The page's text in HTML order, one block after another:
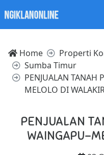
Home Properti
Sumba Timur
PENJUALAN TANAH
MELOLO DI
PENJUALAN
WAINGAPU-